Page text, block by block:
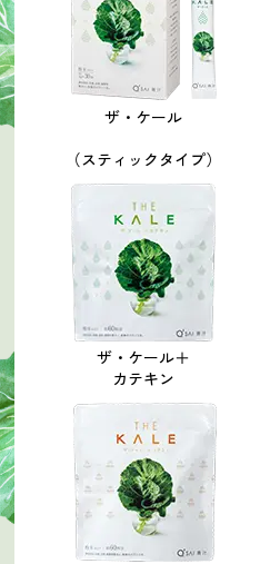
ザ・ケール
（スティックタイプ）
ザ・ケール＋
カテキン